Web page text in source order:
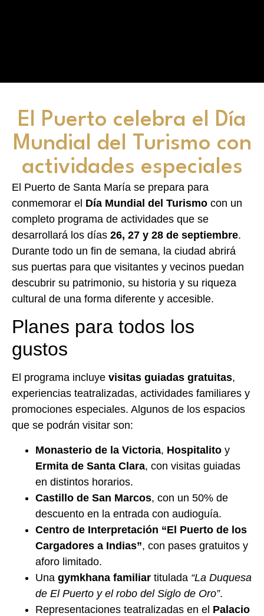
El Puerto celebra el Día
Mundial del Turismo con
actividades especiales
El Puerto de Santa María se prepara para
conmemorar el Día Mundial del Turismo con un
completo programa de actividades que se
desarrollará los días 26, 27 y 28 de septiembre.
Durante todo un fin de semana, la ciudad abrirá
sus puertas para que visitantes y vecinos puedan
descubrir su patrimonio, su historia y su riqueza
cultural de una forma diferente y accesible.
Planes para todos los
gustos
El programa incluye visitas guiadas gratuitas,
experiencias teatralizadas, actividades familiares y
promociones especiales. Algunos de los espacios
que se podrán visitar son:
Monasterio de la Victoria, Hospitalito y
Ermita de Santa Clara, con visitas guiadas
en distintos horarios.
Castillo de San Marcos, con un 50% de
descuento en la entrada con audioguía.
Centro de Interpretación “El Puerto de los
Cargadores a Indias”, con pases gratuitos y
aforo limitado.
Una gymkhana familiar titulada “La Duquesa
de El Puerto y el robo del Siglo de Oro”.
Representaciones teatralizadas en el Palacio